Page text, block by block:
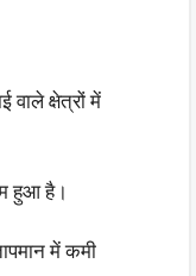
क्षेत्रों में
हुआ है।
में कमी